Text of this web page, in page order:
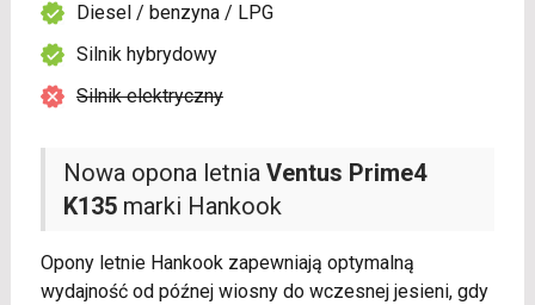
Nowa opona letnia Ventus Prime4
K135marki Hankook
Opony letnie Hankook zapewniają optymalną
wydajność od późnej wiosny do wczesnej jesieni, gdy
Diesel / benzyna / LPG
Silnik hybrydowy
Silnik elektryczny